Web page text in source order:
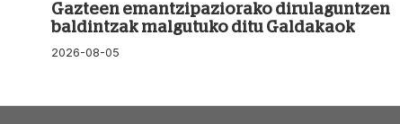
Gazteen emantzipaziorako dirulaguntzen
baldintzak malgutuko ditu Galdakaok
2026-08-05